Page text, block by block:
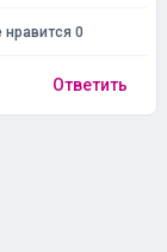
нравится 0
Ответить